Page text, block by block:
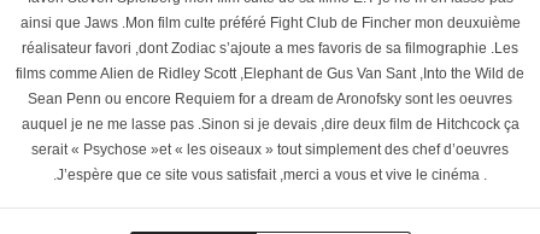
ainsi que Jaws .Mon film culte préféré Fight Club de Fincher mon deuxuième
réalisateur favori ,dont Zodiac s’ajoute a mes favoris de sa filmographie .Les
films comme Alien de Ridley Scott ,Elephant de Gus Van Sant ,Into the Wild de
Sean Penn ou encore Requiem for a dream de Aronofsky sont les oeuvres
auquel je ne me lasse pas .Sinon si je devais ,dire deux film de Hitchcock ça
serait « Psychose »et « les oiseaux » tout simplement des chef d’oeuvres
.J’espère que ce site vous satisfait ,merci a vous et vive le cinéma .